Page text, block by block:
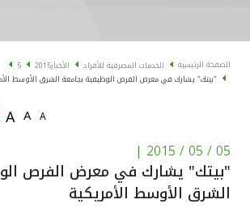
البطاقات
"برامج العملاء"
الاستثمار
الصفحة الرئيسية الخدمات المصرفية للأفراد الأخبار2015
5
"بيتك" يشارك في معرض الفرص الوظيفية بجامعة الشرق الأوسط
A
A
A
05 / 05 / 2015
|
"بيتك" يشارك في معرض الفرص
الشرق الأوسط الأمريكية